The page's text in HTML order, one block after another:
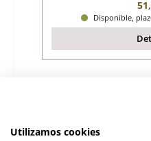
Disponible,
Utilizamos cookies